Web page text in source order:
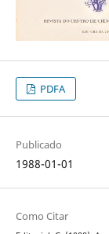
PDFA
Publicado
1988-01-01
Como Citar